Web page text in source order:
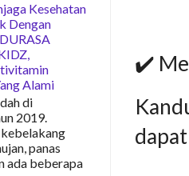
✔️
Kesehatan
Dengan
Alami
di
2019.
panas
ada beberapa